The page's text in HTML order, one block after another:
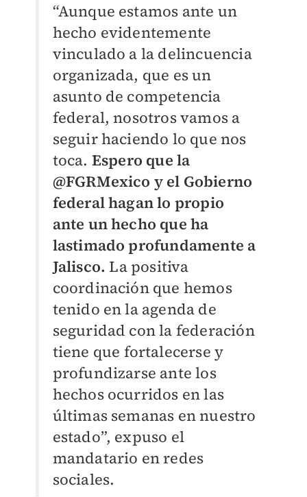
“Aunque estamos ante un
hecho evidentemente
vinculado a la delincuencia
organizada, que es un
asunto de competencia
federal, nosotros vamos a
seguir haciendo lo que nos
toca. Espero que la
@FGRMexico y el Gobierno
federal hagan lo propio
ante un hecho que ha
lastimado profundamente a
Jalisco. La positiva
coordinación que hemos
tenido en la agenda de
seguridad con la federación
tiene que fortalecerse y
profundizarse ante los
hechos ocurridos en las
últimas semanas en nuestro
estado”, expuso el
mandatario en redes
sociales.